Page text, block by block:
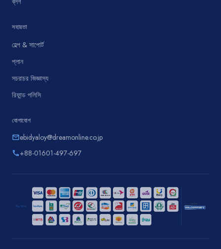
সহায়তা
হেল্প & সাপোর্ট
প্লান
সচরাচর জিজ্ঞাস্য
রিফান্ড পলিসি
যোগাযোগ
emailebidyaloy@dreamonline.co.jp
phone+88-01601-497-697